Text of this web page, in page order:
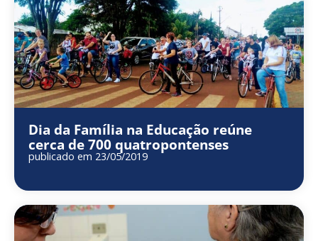
Dia da Família na Educação reúne
cerca de 700 quatropontenses
publicado em 23/05/2019